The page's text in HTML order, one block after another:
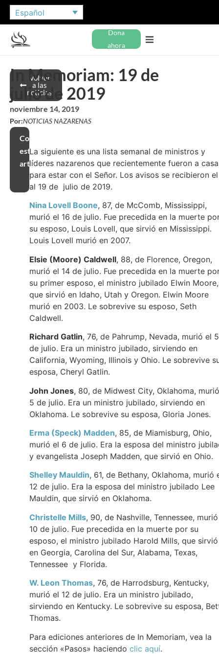
Español
Dona
ahora
Volver
a las
noticias
In Memoriam: 19 de
julio de 2019
noviembre 14, 2019
Por:NOTICIAS NAZARENAS
Compartir
este
artículo
La siguiente es una lista semanal de ministros y
líderes nazarenos que recientemente fueron a casa
para estar con el Señor. Los avisos se recibieron
al 19 de julio de 2019.
Nina Lovell Boone, 87, de McComb, Mississippi,
murió el 16 de julio. Fue precedida en la muerte
su esposo, Louis Lovell, que sirvió en Mississippi.
Louis Lovell murió en 2007.
Elsie (Moore) Caldwell, 88, de Florence, Oregon,
murió el 14 de julio. Fue precedida en la muerte
su primer esposo, el ministro jubilado Elwin Moore,
que sirvió en Idaho, Utah y Oregon. Elwin Moore
murió en 2003. Le sobrevive su esposo, Seth
Caldwell.
Richard Gatlin, 76, de Pahrump, Nevada, murió el 5
de julio. Era un ministro jubilado, sirviendo en
California, Wyoming, Illinois y Ohio. Le sobrevive
esposa, Cheryl Gatlin.
John Jones, 80, de Midwest City, Oklahoma,
5 de julio. Era un ministro jubilado, sirviendo en
Oklahoma. Le sobrevive su esposa, Gloria Jones.
Erma (Speck) Madden, 85, de Miamisburg, Ohio,
murió el 6 de julio. Era la esposa del ministro
y evangelista Joseph Madden, que sirvió en Ohio.
Shelley Mauldin, 61, de Bethany, Oklahoma, murió
12 de julio. Era la esposa del ministro jubilado Lee
Mauldin, que sirvió en Oklahoma.
Christelle Mills, 90, de Nashville, Tennessee,
10 de julio. Fue precedida en la muerte por su
esposo, el ministro jubilado Harold Mills, que sirvió
en Georgia, Carolina del Sur, Alabama, Texas,
Tennessee y Florida.
W. Leon Thomas, 76, de Harrodsburg, Kentucky,
murió el 12 de julio. Era un ministro jubilado,
sirviendo en Kentucky. Le sobrevive su esposa,
Thomas.
Para ediciones anteriores de In Memoriam, vea la
sección «Pasos» haciendo clic aquí.